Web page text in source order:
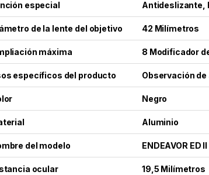
especial Antideslizante,
de la lente del objetivo 42 Milímetros
máxima 8 Modificador
específicos del producto Observación
Negro
Aluminio
del modelo ENDEAVOR ED
ocular 19,5 Milímetros